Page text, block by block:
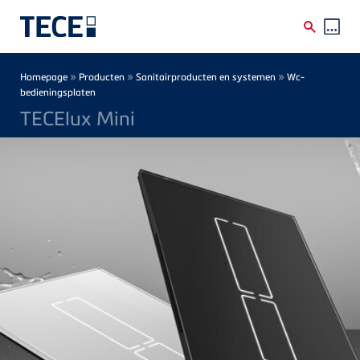
Breadcrumb
Homepage » Producten » Sanitairproducten en systemen » Wc-
bedieningsplaten
TECElux Mini